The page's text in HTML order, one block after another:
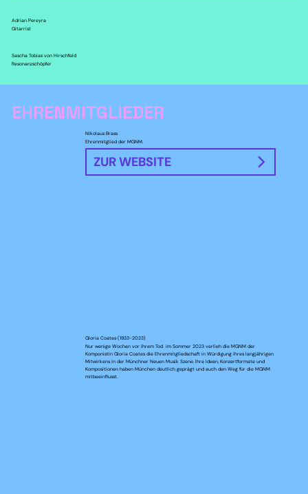
Adrian Pereyra
Gitarrist
Sascha Tobias von Hirschfeld
Resonanzschöpfer
EHRENMITGLIEDER
Nikolaus Brass
Ehrenmitglied der MGNM.
ZUR WEBSITE
Gloria Coates (1933-2023)
Nur wenige Wochen vor ihrem Tod im Sommer 2023 verlieh die MGNM der
Komponistin Gloria Coates die Ehrenmitgliedschaft in Würdigung ihres langjährigen
Mitwirkens in der Münchner Neuen Musik Szene. Ihre Ideen, Konzertformate und
Kompositionen haben München deutlich geprägt und auch den Weg für die MGNM
mitbeeinflusst.